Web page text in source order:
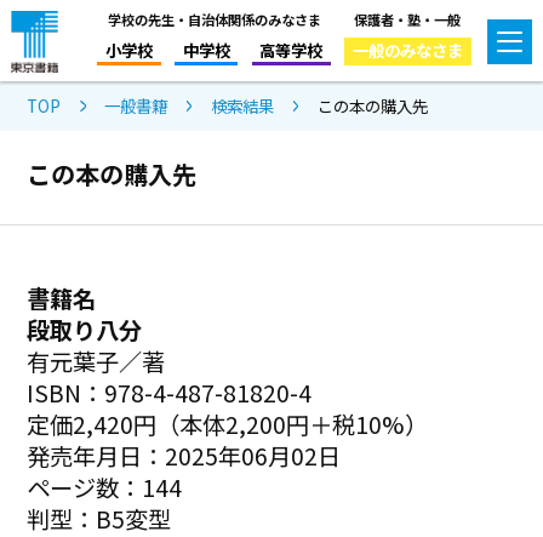
学校の先生・自治体関係のみなさま
小学校 中学校 高等学校
保護者・塾・一般
一般のみなさま
TOP 一般書籍 検索結果 この本の購入先
この本の購入先
書籍名
段取り八分
有元葉子／著
ISBN：978-4-487-81820-4
定価2,420円（本体2,200円＋税10%）
発売年月日：2025年06月02日
ページ数：144
判型：B5変型